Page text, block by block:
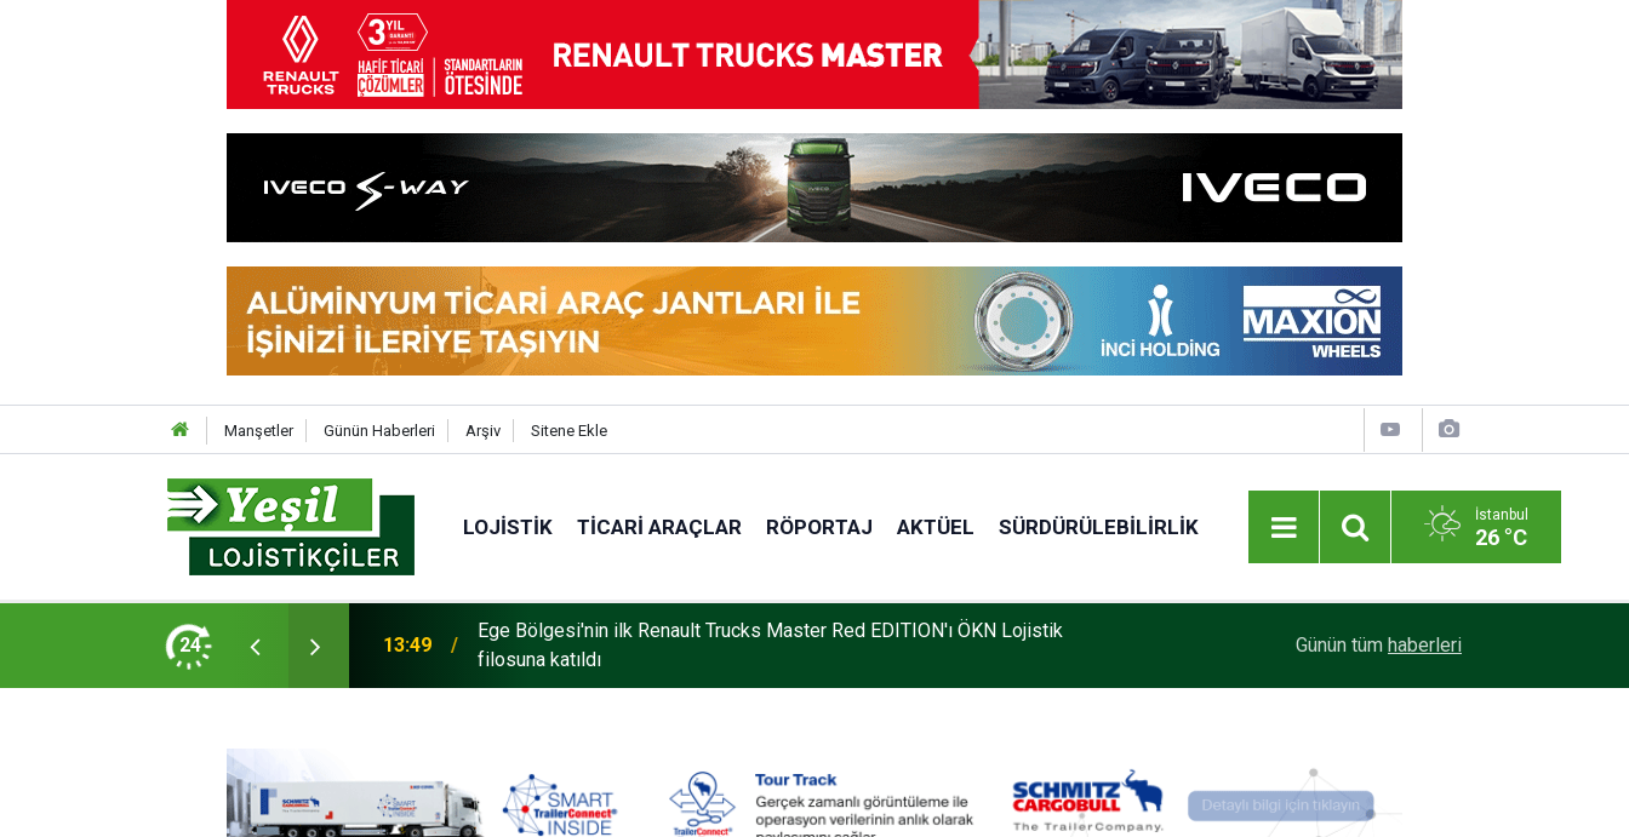
Manşetler Günün Haberleri Arşiv Sitene Ekle
LOJISTIK TICARI ARAÇLAR RÖPORTAJ AKTÜEL SÜRDÜRÜLEBILIRLIK İstanbul
26 °C
24
ve Tourismo Kattı 13:49
Ege Bölgesi'nin ilk Renault Trucks Master Red EDITION'ı ÖKN Lojistik
filosuna katıldı
Günün tüm haberleri